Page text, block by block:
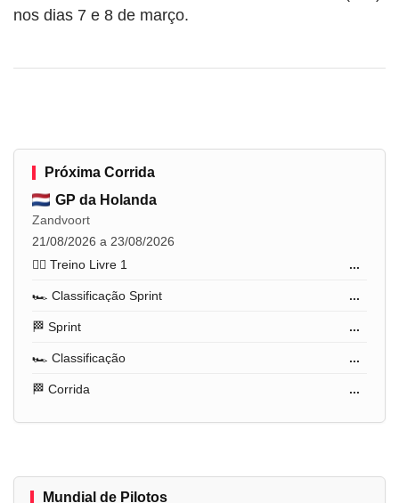
nos dias 7 e 8 de março.
Próxima Corrida
GP da Holanda
Zandvoort
21/08/2026 a 23/08/2026
🏋️‍♂️ Treino Livre 1
...
🏎️ Classificação Sprint ...
🏁 Sprint ...
🏎️ Classificação ...
🏁 Corrida ...
Mundial de Pilotos